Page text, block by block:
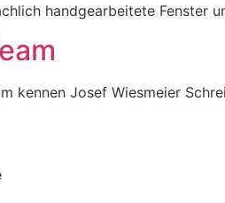
handgearbeitete Fenster
kennen Josef Wiesmeier